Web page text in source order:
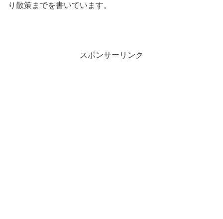
り散策までを書いています。
スポンサーリンク